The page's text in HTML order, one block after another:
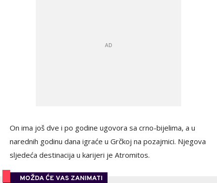
On ima još dve i po godine ugovora sa crno-bijelima, a u
narednih godinu dana igraće u Grčkoj na pozajmici. Njegova
sljedeća destinacija u karijeri je Atromitos.
MOŽDA ĆE VAS ZANIMATI